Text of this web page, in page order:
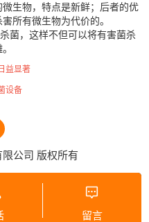
生物，特点是新鲜；后者的优
所有微生物为代价的。
，这样不但可以将有害菌杀
益显著
设备
公司 版权所有
留言